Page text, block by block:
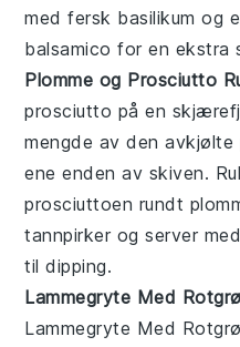
med fersk basilikum og
balsamico for en ekstra
Plomme og Prosciutto
prosciutto på en
mengde av den avkjølte
ene enden av skiven.
prosciuttoen rundt
tannpirker og server
til dipping.
Lammegryte Med
Lammegryte Med